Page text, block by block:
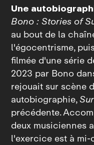
Une
Bono : Stories of
au bout de la
l'égocentrisme,
filmée d'une série
2023 par Bono
rejouait sur scène
autobiographie,
précédente.
deux musiciennes
l'exercice est à